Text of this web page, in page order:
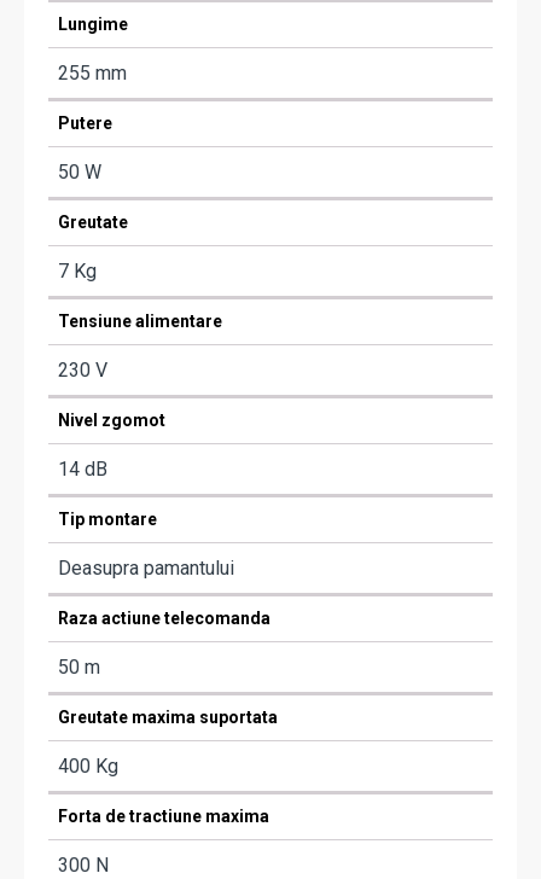
Lungime
255 mm
Putere
50 W
Greutate
7 Kg
Tensiune alimentare
230 V
Nivel zgomot
14 dB
Tip montare
Deasupra pamantului
Raza actiune telecomanda
50 m
Greutate maxima suportata
400 Kg
Forta de tractiune maxima
300 N